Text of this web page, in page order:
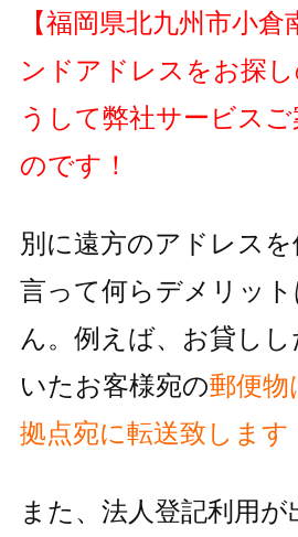
【福岡県北九州市小倉
ンドアドレスをお探
うして弊社サービス
のです！
別に遠方のアドレス
言って何らデメリッ
ん。例えば、お貸し
いたお客様宛の郵便物
拠点宛に転送致します
また、法人登記利用